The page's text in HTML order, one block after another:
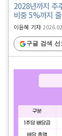
2028년까지 주
비중 5%까지
이윤혜 기자
구글 검색